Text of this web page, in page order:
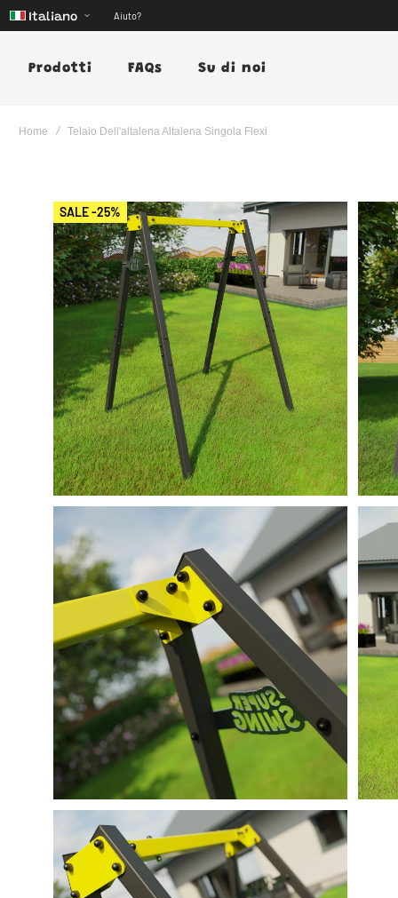
Aiuto?
Italiano
Prodotti FAQs Su di noi
Home Telaio Dell'altalena Altalena Singola Flexi
Vai
alla
fine
della
galleria
di
immagini
SALE -25%